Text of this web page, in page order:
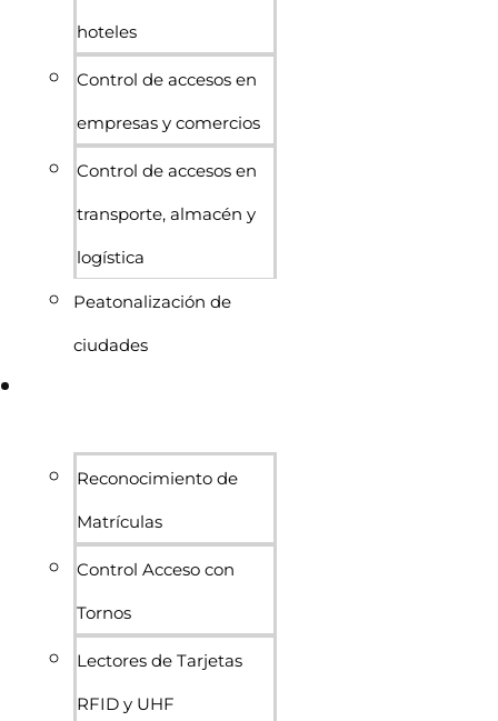
hoteles
Control de accesos en
empresas y comercios
Control de accesos en
transporte, almacén y
logística
Peatonalización de
ciudades
Reconocimiento de
Matrículas
Control Acceso con
Tornos
Lectores de Tarjetas
RFID y UHF